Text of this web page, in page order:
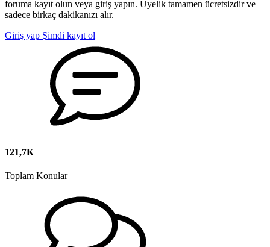
foruma kayıt olun veya giriş yapın. Üyelik tamamen ücretsizdir ve
sadece birkaç dakikanızı alır.
Giriş yap Şimdi kayıt ol
121,7K
Toplam Konular